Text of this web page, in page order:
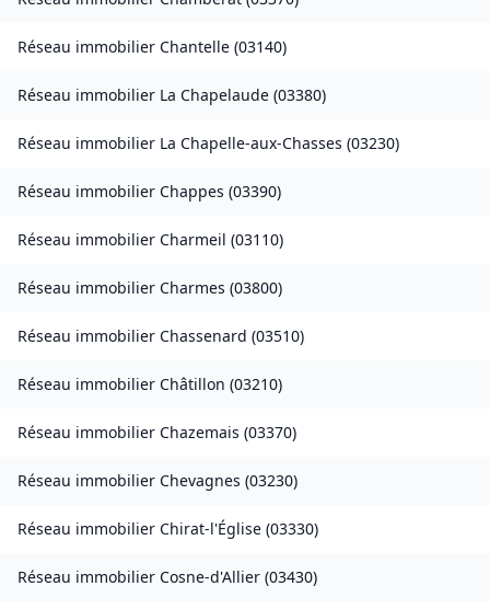
Réseau immobilier Chantelle (03140)
Réseau immobilier La Chapelaude (03380)
Réseau immobilier La Chapelle-aux-Chasses (03230)
Réseau immobilier Chappes (03390)
Réseau immobilier Charmeil (03110)
Réseau immobilier Charmes (03800)
Réseau immobilier Chassenard (03510)
Réseau immobilier Châtillon (03210)
Réseau immobilier Chazemais (03370)
Réseau immobilier Chevagnes (03230)
Réseau immobilier Chirat-l'Église (03330)
Réseau immobilier Cosne-d'Allier (03430)